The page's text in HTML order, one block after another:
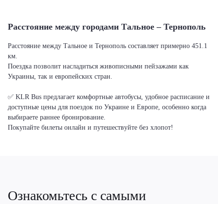
Расстояние между городами Тальное – Тернополь
Расстояние между Тальное и Тернополь составляет примерно 451.1
км.
Поездка позволит насладиться живописными пейзажами как
Украины, так и европейских стран.
✅ KLR Bus предлагает комфортные автобусы, удобное расписание и
доступные цены для поездок по Украине и Европе, особенно когда
выбираете раннее бронирование.
Покупайте билеты онлайн и путешествуйте без хлопот!
Ознакомьтесь с самыми